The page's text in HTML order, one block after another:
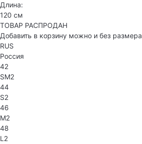
Длина:
120 см
ТОВАР РАСПРОДАН
Добавить в корзину можно и без размера
RUS
Россия
42
SM2
44
S2
46
M2
48
L2